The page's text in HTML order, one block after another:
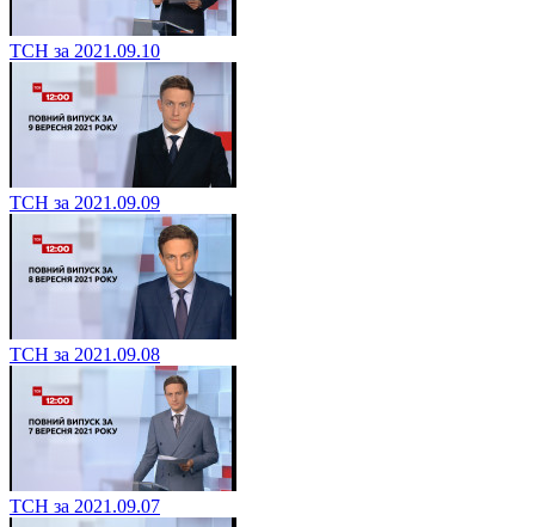
ТСН за 2021.09.10
ТСН за 2021.09.09
ТСН за 2021.09.08
ТСН за 2021.09.07